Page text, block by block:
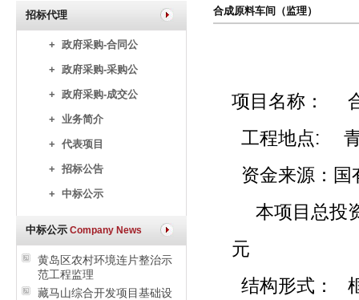
招标代理
+ 政府采购-合同公
+ 政府采购-采购公
+ 政府采购-成交公
+ 业务简介
+ 代表项目
+ 招标公告
+ 中标公示
中标公示 Company News
黄岛区农村环境连片整治示
范工程监理
藏马山综合开发项目基础设
合成原料车间（监理）
项目名称
工程地点:
资金来
本项目总投
元
结构形式